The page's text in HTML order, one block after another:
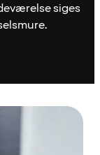
siges